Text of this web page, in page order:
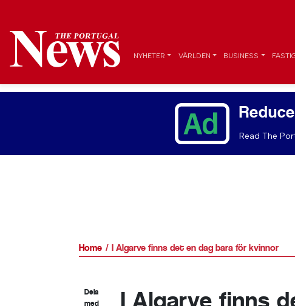
NYHETER VÄRLDEN BUSINESS
Read The
Home I Algarve finns det en dag bara för kvinnor
I Algarve finns
Dela
med